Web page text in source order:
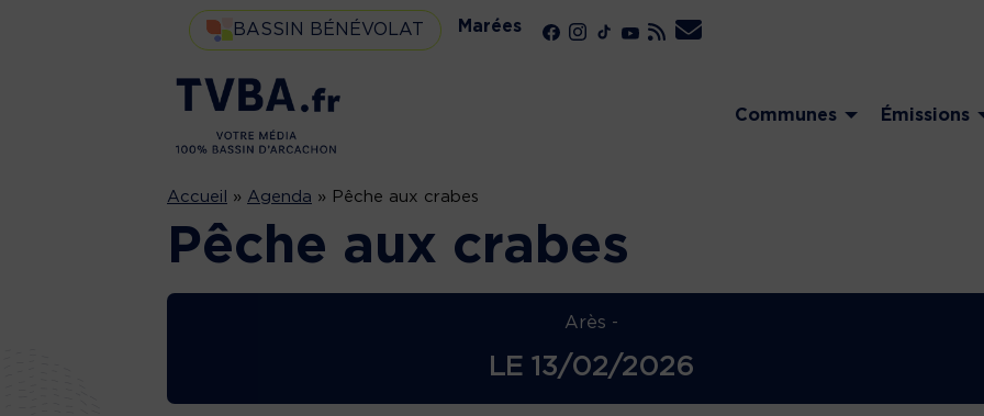
BASSIN BÉNÉVOLAT Marées
Communes Émissions
Accueil » Agenda » Pêche aux crabes
Pêche aux crabes
Arès -
LE 13/02/2026